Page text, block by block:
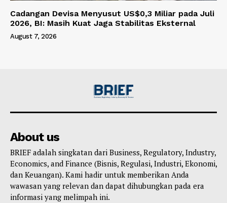
Cadangan Devisa Menyusut US$0,3 Miliar pada Juli
2026, BI: Masih Kuat Jaga Stabilitas Eksternal
August 7, 2026
About us
BRIEF adalah singkatan dari Business, Regulatory, Industry,
Economics, and Finance (Bisnis, Regulasi, Industri, Ekonomi,
dan Keuangan). Kami hadir untuk memberikan Anda
wawasan yang relevan dan dapat dihubungkan pada era
informasi yang melimpah ini.